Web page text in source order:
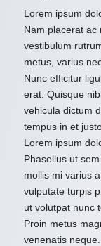
Lorem ipsum
Nam placerat ac
vestibulum
metus, varius
Nunc efficitur
erat. Quisque
vehicula dictum
tempus in et
Lorem ipsum
Phasellus ut
mollis mi varius
vulputate turpis
ut volutpat nunc
Proin metus
venenatis neque.